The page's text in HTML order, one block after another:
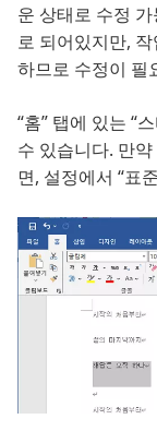
운 상태로 수정
로 되어있지만,
하므로 수정이 필
“홈” 탭에 있는 “
수 있습니다. 만
면, 설정에서 “표